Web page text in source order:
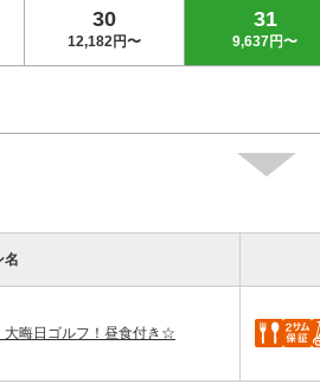
30
12,182円〜
31
9,637円〜
名
晦日ゴルフ！昼食付き☆